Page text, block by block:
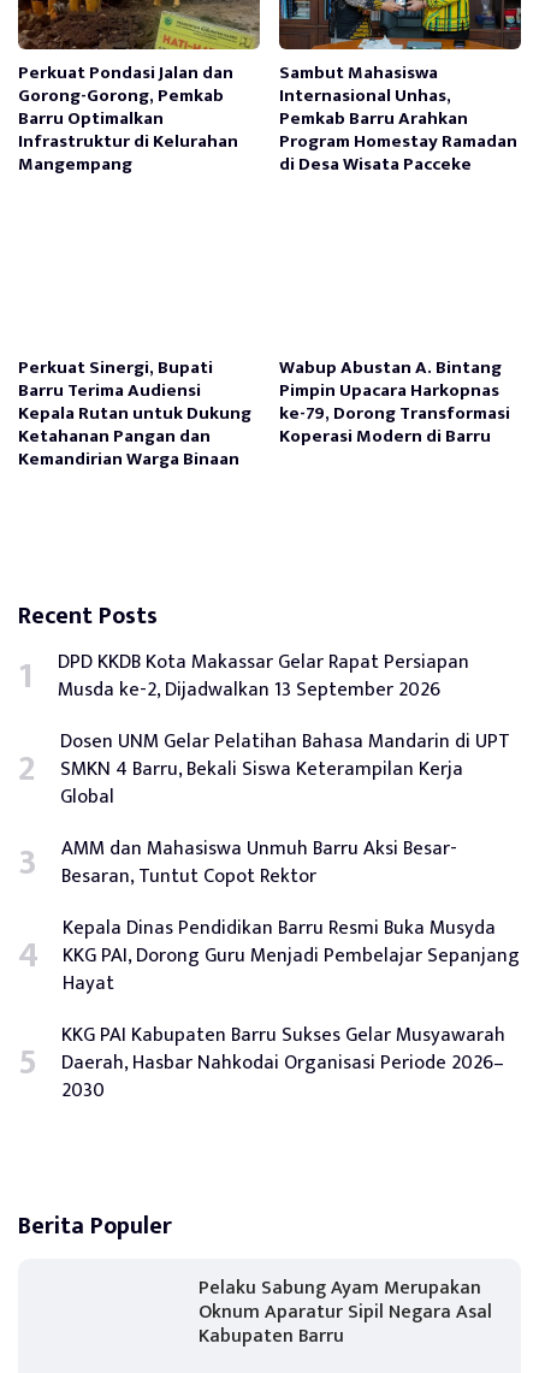
Perkuat Pondasi Jalan dan
Gorong-Gorong, Pemkab
Barru Optimalkan
Infrastruktur di Kelurahan
Mangempang
Sambut Mahasiswa
Internasional Unhas,
Pemkab Barru Arahkan
Program Homestay Ramadan
di Desa Wisata Pacceke
Perkuat Sinergi, Bupati
Barru Terima Audiensi
Kepala Rutan untuk Dukung
Ketahanan Pangan dan
Kemandirian Warga Binaan
Wabup Abustan A. Bintang
Pimpin Upacara Harkopnas
ke-79, Dorong Transformasi
Koperasi Modern di Barru
Recent Posts
DPD KKDB Kota Makassar Gelar Rapat Persiapan
Musda ke-2, Dijadwalkan 13 September 2026
Dosen UNM Gelar Pelatihan Bahasa Mandarin di UPT
SMKN 4 Barru, Bekali Siswa Keterampilan Kerja
Global
AMM dan Mahasiswa Unmuh Barru Aksi Besar-
Besaran, Tuntut Copot Rektor
Kepala Dinas Pendidikan Barru Resmi Buka Musyda
KKG PAI, Dorong Guru Menjadi Pembelajar Sepanjang
Hayat
KKG PAI Kabupaten Barru Sukses Gelar Musyawarah
Daerah, Hasbar Nahkodai Organisasi Periode 2026–
2030
Berita Populer
Pelaku Sabung Ayam Merupakan
Oknum Aparatur Sipil Negara Asal
Kabupaten Barru